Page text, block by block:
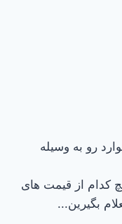
رو به وسیله
کدام از قیمت های
بگیرین...